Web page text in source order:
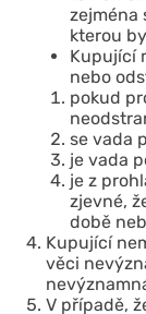
zejména
kterou
Kupující
nebo
pokud
se vada
je vada
je z
zjevné,
době
Kupující
věci
V případě,